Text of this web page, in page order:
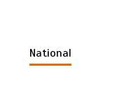
National